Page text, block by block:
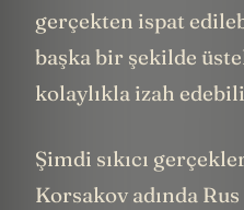
gerçekten ispat
başka bir şekilde
kolaylıkla izah
Şimdi sıkıcı
Korsakov adında